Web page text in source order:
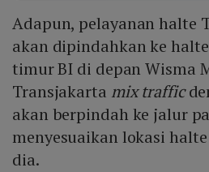
Adapun, pelayanan halte
akan dipindahkan ke
timur BI di depan Wisma
Transjakarta mix traffic
akan berpindah ke jalur
menyesuaikan lokasi
dia.